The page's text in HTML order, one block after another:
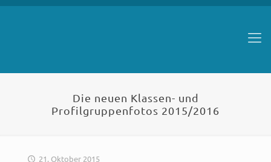
Die neuen Klassen- und
Profilgruppenfotos 2015/2016
21. Oktober 2015